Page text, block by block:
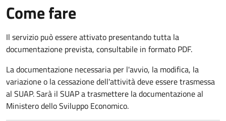
Come fare
Il servizio può essere attivato presentando tutta la
documentazione prevista, consultabile in formato PDF.
La documentazione necessaria per l'avvio, la modifica, la
variazione o la cessazione dell'attività deve essere trasmessa
al SUAP. Sarà il SUAP a trasmettere la documentazione al
Ministero dello Sviluppo Economico.